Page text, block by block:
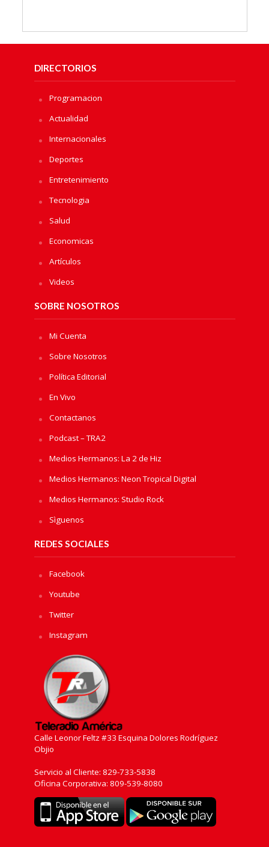
DIRECTORIOS
Programacion
Actualidad
Internacionales
Deportes
Entretenimiento
Tecnologia
Salud
Economicas
Artículos
Videos
SOBRE NOSOTROS
Mi Cuenta
Sobre Nosotros
Política Editorial
En Vivo
Contactanos
Podcast – TRA2
Medios Hermanos: La 2 de Hiz
Medios Hermanos: Neon Tropical Digital
Medios Hermanos: Studio Rock
Sìguenos
REDES SOCIALES
Facebook
Youtube
Twitter
Instagram
Calle Leonor Feltz #33 Esquina Dolores Rodríguez
Objio
Servicio al Cliente: 829-733-5838
Oficina Corporativa: 809-539-8080